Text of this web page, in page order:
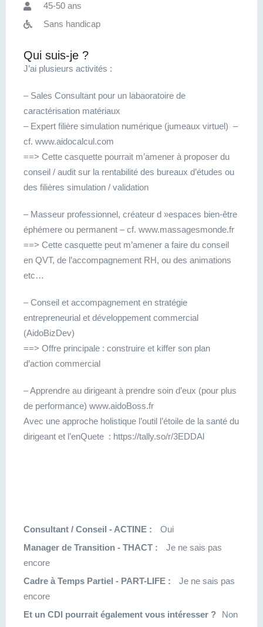
45-50 ans
Sans handicap
Qui suis-je ?
J’ai plusieurs activités :
– Sales Consultant pour un labaoratoire de
caractérisation matériaux
– Expert filière simulation numérique (jumeaux virtuel) –
cf. www.aidocalcul.com
==> Cette casquette pourrait m’amener à proposer du
conseil / audit sur la rentabilité des bureaux d’études ou
des filières simulation / validation
– Masseur professionnel, créateur d »espaces bien-être
éphémere ou permanent – cf. www.massagesmonde.fr
==> Cette casquette peut m’amener a faire du conseil
en QVT, de l’accompagnement RH, ou des animations
etc…
– Conseil et accompagnement en stratégie
entrepreneurial et développement commercial
(AidoBizDev)
==> Offre principale : construire et kiffer son plan
d’action commercial
– Apprendre au dirigeant à prendre soin d’eux (pour plus
de performance) www.aidoBoss.fr
Avec une approche holistique l’outil l’étoile de la santé du
dirigeant et l’enQuete : https://tally.so/r/3EDDAl
Consultant / Conseil - ACTINE :
Oui
Manager de Transition - THACT :
Je ne sais pas
encore
Cadre à Temps Partiel - PART-LIFE :
Je ne sais pas
encore
Et un CDI pourrait également vous intéresser ?
Non